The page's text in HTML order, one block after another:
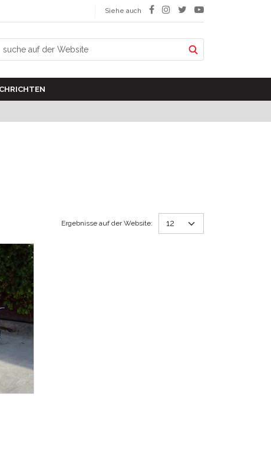
Siehe auch
Ergebnisse auf der Website: